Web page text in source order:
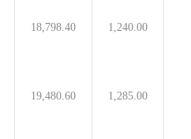
18,798.40 1,240.00
19,480.60 1,285.00